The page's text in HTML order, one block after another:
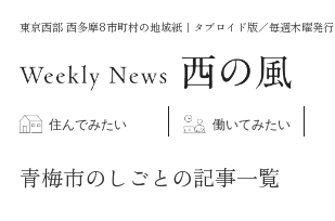
東京西部 西多摩8市町村の地域紙｜タブロイド版／毎週木曜発行
住んでみたい 働いてみたい
青梅市のしごとの記事一覧